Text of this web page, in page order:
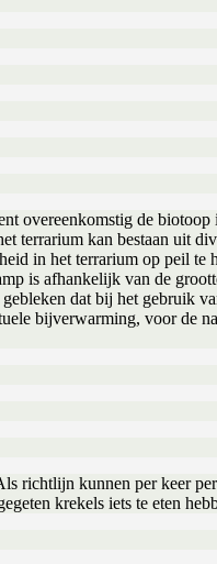
overeenkomstig de
kan bestaan uit
in het terrarium op peil
is afhankelijk van de
dat bij het gebruik
bijverwarming, voor de
richtlijn kunnen per keer
krekels iets te eten